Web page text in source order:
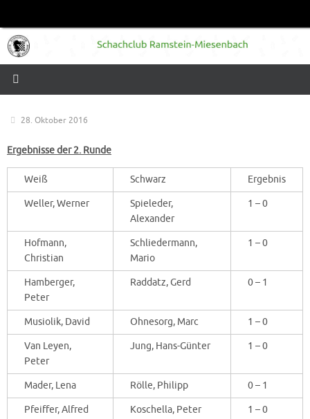
springen
28. Oktober 2016
Ergebnisse der 2. Runde
Weiß Schwarz Ergebnis
Weller, Werner
Spieleder,
Alexander
1 – 0
Hofmann,
Christian
Schliedermann,
Mario
1 – 0
Hamberger,
Peter
Raddatz, Gerd 0 – 1
Musiolik, David Ohnesorg, Marc 1 – 0
Van Leyen,
Peter
Jung, Hans-Günter 1 – 0
Mader, Lena Rölle, Philipp 0 – 1
Pfeiffer, Alfred Koschella, Peter 1 – 0